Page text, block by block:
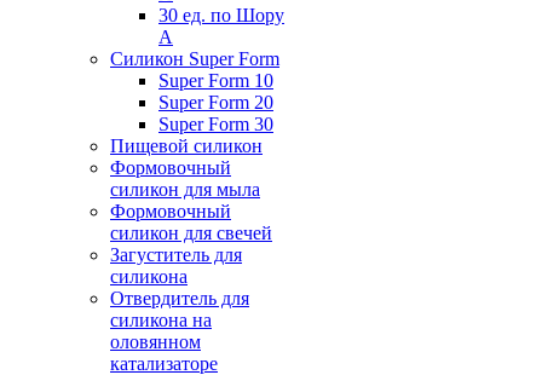
30 ед. по Шору
А
Силикон Super Form
Super Form 10
Super Form 20
Super Form 30
Пищевой силикон
Формовочный
силикон для мыла
Формовочный
силикон для свечей
Загуститель для
силикона
Отвердитель для
силикона на
оловянном
катализаторе